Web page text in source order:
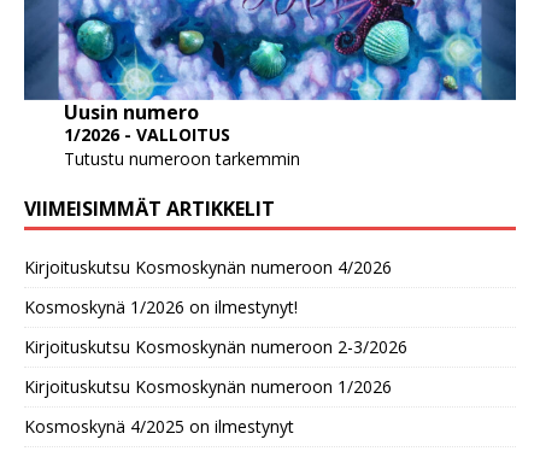
Uusin numero
1/2026 - VALLOITUS
Tutustu numeroon tarkemmin
VIIMEISIMMÄT ARTIKKELIT
Kirjoituskutsu Kosmoskynän numeroon 4/2026
Kosmoskynä 1/2026 on ilmestynyt!
Kirjoituskutsu Kosmoskynän numeroon 2-3/2026
Kirjoituskutsu Kosmoskynän numeroon 1/2026
Kosmoskynä 4/2025 on ilmestynyt